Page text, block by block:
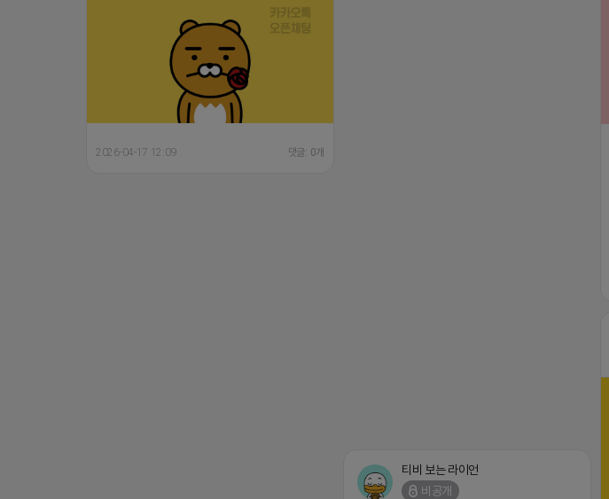
2026-04-17 12:09 댓글: 0개
티비 보는 라이언
비공개